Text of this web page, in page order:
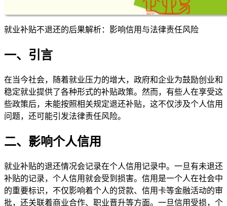
就业补贴不退还的后果解析：影响信用与法律责任风险
一、引言
在当今社会，随着就业压力的增大，政府和企业为鼓励创业和
稳定就业提供了各种形式的补贴政策。然而，有些人在享受这
些政策后，未能按照相关规定退还补贴，这不仅涉及个人信用
问题，还可能引发法律责任风险。
二、影响个人信用
就业补贴的退还情况会记录在个人信用记录中。一旦有未退还
补贴的记录，个人信用就会受到损害。信用是一个人在社会中
的重要标识，不仅影响着个人的贷款、信用卡等金融活动的审
批，还关联着商业合作、职业晋升等方面。一旦信用受损，个